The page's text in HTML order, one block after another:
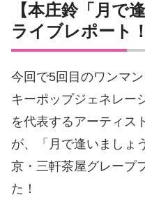
【本庄鈴「月で
ライブレポート！
今回で5回目のワンマ
キーポップジェネレー
を代表するアーティス
が、「月で逢いましょ
京・三軒茶屋グレープ
た！